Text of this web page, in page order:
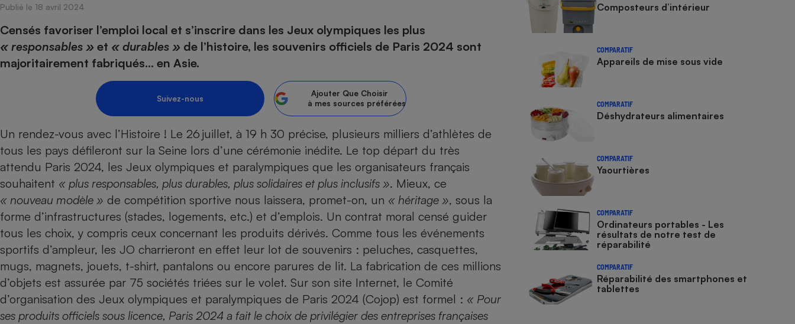
Publié le 18 avril 2024
Censés favoriser l’emploi local et s’inscrire dans les Jeux olympiques les plus
« responsables » et « durables » de l’histoire, les souvenirs officiels de Paris 2024 sont
majoritairement fabriqués… en Asie.
Suivez-nous
Ajouter Que Choisir
à mes sources préférées
Un rendez-vous avec l’Histoire ! Le 26 juillet, à 19 h 30 précise, plusieurs milliers d’athlètes de
tous les pays défileront sur la Seine lors d’une cérémonie inédite. Le top départ du très
attendu Paris 2024, les Jeux olympiques et paralympiques que les organisateurs français
souhaitent « plus responsables, plus durables, plus solidaires et plus inclusifs ». Mieux, ce
« nouveau modèle » de compétition sportive nous laissera, promet-on, un « héritage », sous la
forme d’infrastructures (stades, logements, etc.) et d’emplois. Un contrat moral censé guider
tous les choix, y compris ceux concernant les produits dérivés. Comme tous les événements
sportifs d’ampleur, les JO charrieront en effet leur lot de souvenirs : peluches, casquettes,
mugs, magnets, jouets, t-shirt, pantalons ou encore parures de lit. La fabrication de ces millions
d’objets est assurée par 75 sociétés triées sur le volet. Sur son site Internet, le Comité
d’organisation des Jeux olympiques et paralympiques de Paris 2024 (Cojop) est formel : « Pour
ses produits officiels sous licence, Paris 2024 a fait le choix de privilégier des entreprises françaises
Composteurs d’intérieur
COMPARATIF
Appareils de mise sous vide
COMPARATIF
Déshydrateurs alimentaires
COMPARATIF
Yaourtières
COMPARATIF
Ordinateurs portables - Les
résultats de notre test de
réparabilité
COMPARATIF
Réparabilité des smartphones et
tablettes
Complément
Champagne - Comment choisir une
bouteille de champagne
Assurance emprunteur Assurance vie
Banque en ligne
Gros électroménager
Petit électroménager - Ustensile
Lave-linge Lave-vaisselle
Téléphonie
Téléviseur Ordinateur portable
Téléphone mobile -
Smartphone
Appareil photo
numérique
Matelas Poêle à granulés
Radiateur électrique Électricité - Gaz
Mutuelle Aide auditive
Antimoustique Crème solaire